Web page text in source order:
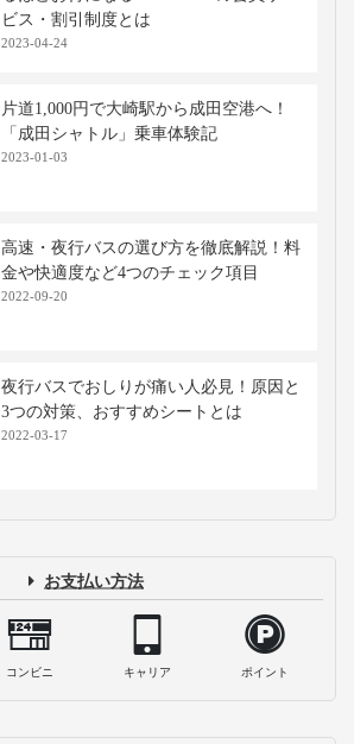
ビス・割引制度とは
2023-04-24
片道1,000円で大崎駅から成田空港へ！
「成田シャトル」乗車体験記
2023-01-03
高速・夜行バスの選び方を徹底解説！料
金や快適度など4つのチェック項目
2022-09-20
夜行バスでおしりが痛い人必見！原因と
3つの対策、おすすめシートとは
2022-03-17
お支払い方法
コンビニ キャリア ポイント